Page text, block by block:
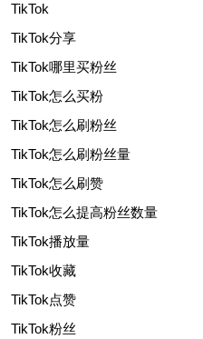
TikTok
TikTok分享
TikTok哪里买粉丝
TikTok怎么买粉
TikTok怎么刷粉丝
TikTok怎么刷粉丝量
TikTok怎么刷赞
TikTok怎么提高粉丝数量
TikTok播放量
TikTok收藏
TikTok点赞
TikTok粉丝